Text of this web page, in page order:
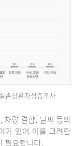
손상환자심층조사
차량 결함, 날씨 등의
가 있어 이를 고려한
필요합니다.